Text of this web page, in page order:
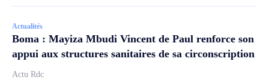
Actualités
Boma : Mayiza Mbudi Vincent de Paul renforce son
appui aux structures sanitaires de sa circonscription
Actu Rdc